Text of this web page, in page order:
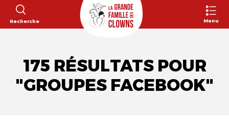
Recherche Menu
175 RÉSULTATS POUR
"GROUPES FACEBOOK"